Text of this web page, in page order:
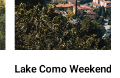
Lake Como Weekend